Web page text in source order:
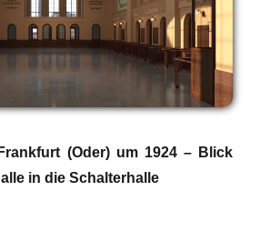
(Oder) um 1924 – Blick
in die Schalterhalle